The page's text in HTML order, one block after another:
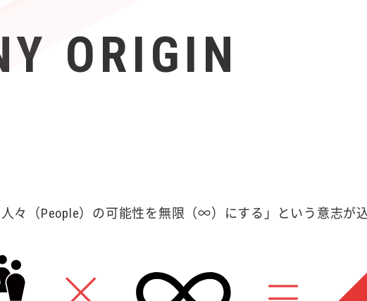
ORIGIN
々（People）の可能性を無限（∞）にする」という意志が